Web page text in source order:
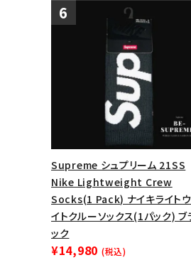
Supreme シュプリーム 21SS
Nike Lightweight Crew
Socks(1 Pack) ナイキライト
イトクルーソックス(1パック) ブ
ック
¥14,980 (税込)